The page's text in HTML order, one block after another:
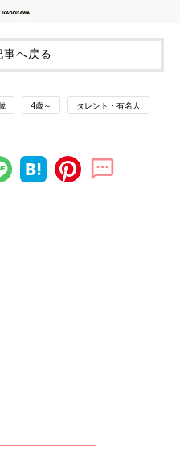
事へ戻る
4歳～ タレント・有名人